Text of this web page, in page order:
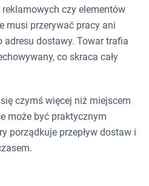
czy elementów
musi przerywać pracy ani
dostawy. Towar trafia
co skraca cały
czymś więcej niż miejscem
może być praktycznym
porządkuje przepływ dostaw i